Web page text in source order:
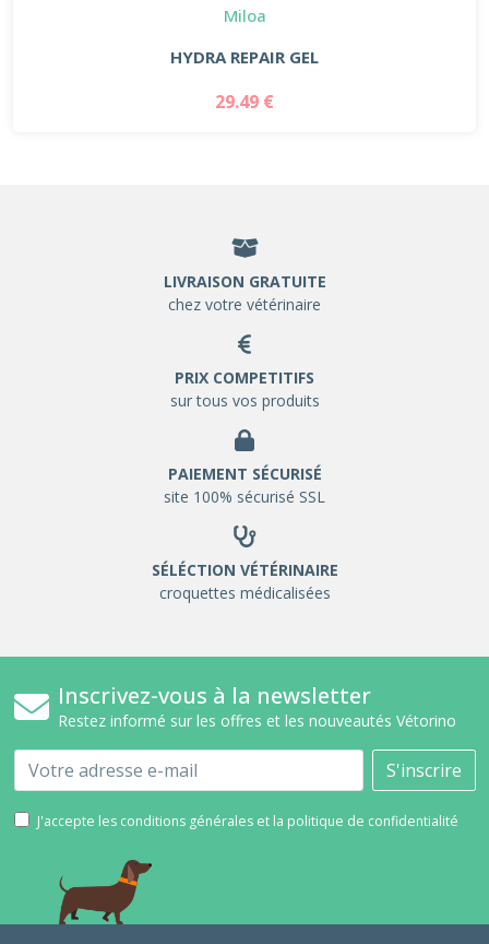
Miloa
HYDRA REPAIR GEL
29.49 €
LIVRAISON GRATUITE
chez votre vétérinaire
PRIX COMPETITIFS
sur tous vos produits
PAIEMENT SÉCURISÉ
site 100% sécurisé SSL
SÉLÉCTION VÉTÉRINAIRE
croquettes médicalisées
Inscrivez-vous à la newsletter
Restez informé sur les offres et les nouveautés Vétorino
Email S'inscrire
J'accepte les conditions générales et la politique de confidentialité